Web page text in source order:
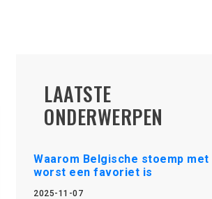
LAATSTE
ONDERWERPEN
Waarom Belgische stoemp met
worst een favoriet is
2025-11-07